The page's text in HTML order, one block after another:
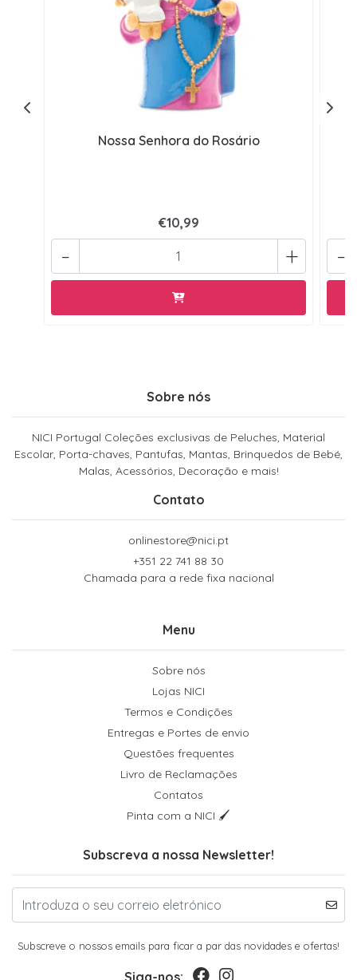
Nossa Senhora do Rosário
€10,99
+
- -
Sobre nós
NICI Portugal Coleções exclusivas de Peluches, Material
Escolar, Porta-chaves, Pantufas, Mantas, Brinquedos de Bebé,
Malas, Acessórios, Decoração e mais!
Contato
onlinestore@nici.pt
+351 22 741 88 30
Chamada para a rede fixa nacional
Menu
Sobre nós
Lojas NICI
Termos e Condições
Entregas e Portes de envio
Questões frequentes
Livro de Reclamações
Contatos
Pinta com a NICI 🖌
Subscreva a nossa Newsletter!
Subscreve o nossos emails para ficar a par das novidades e ofertas!
Siga-nos: